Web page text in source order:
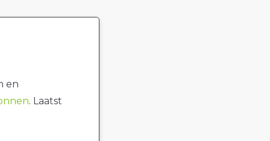
en
. Laatst